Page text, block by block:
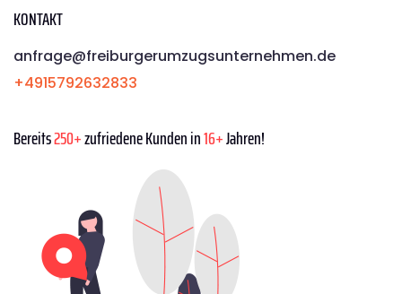
KONTAKT
anfrage@freiburgerumzugsunternehmen.de
+4915792632833
Bereits250+zufriedene Kunden in16+Jahren!